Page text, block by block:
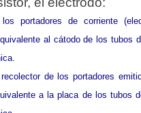
portadores de corriente
al cátodo de los tubos
de los portadores
a la placa de los tubos